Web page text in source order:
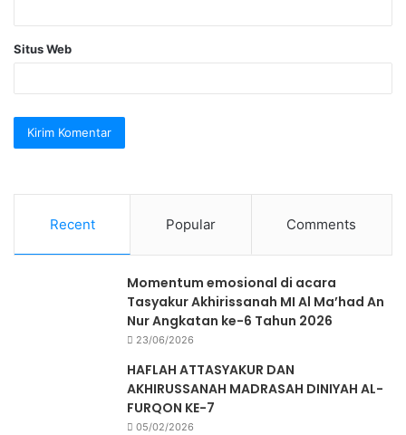
Situs Web
Recent Popular Comments
Momentum emosional di acara
Tasyakur Akhirissanah MI Al Ma’had An
Nur Angkatan ke-6 Tahun 2026
23/06/2026
HAFLAH ATTASYAKUR DAN
AKHIRUSSANAH MADRASAH DINIYAH AL-
FURQON KE-7
05/02/2026